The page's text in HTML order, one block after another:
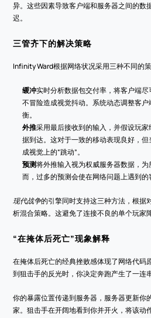
异。这些因素导致客户端和服务器之间的数
迟。
三管齐下的解决策略
Infinity Ward根据网络状况采用三种不同的策
缓冲实时分析数据包交付率，将客户端
不冒险造成视觉抖动。系统动态调整客
衡。
外推采用最后接收到的输入，并假设玩
据到达。这对于一致的移动表现良好，
成视觉上的“跳动”。
预测将外推输入视为权威服务器数据，
而，过多的预测会使在网络问题上遇到的
现代战争的引擎同时支持这三种方法，根据
析混合策略。这避免了连接不良的单个玩家
“在掩体后死亡”现象解释
在掩体后死亡的经典挫败感体现了网络代码
到狙击手的反光时，你决定奔跑产生了一连
你的暴露位置传递到服务器，服务器更新你
家。狙击手在开阔地看到你并开火，将该动